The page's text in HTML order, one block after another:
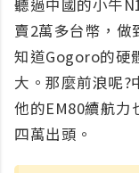
聽過中國的小牛
賣2萬多台幣，做
知道Gogoro的硬
大。那麼前浪呢
他的EM80續航力
四萬出頭。